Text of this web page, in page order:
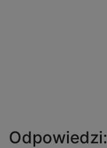
Odpowiedzi: